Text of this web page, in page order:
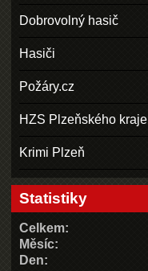
Dobrovolný hasič
Hasiči
Požáry.cz
HZS Plzeňského kraje
Krimi Plzeň
Statistiky
Celkem:
Měsíc:
Den: